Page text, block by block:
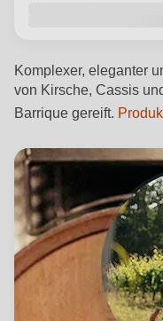
Komplexer, eleganter
von Kirsche, Cassis
Barrique gereift.